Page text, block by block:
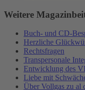
Weitere
Buch- und CD-
Herzliche
Rechtsfragen
Transpersonale
Entwicklung des
Liebe mit
Über Vollgas zu al